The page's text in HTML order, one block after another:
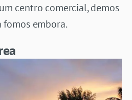
centro comercial, demos
embora.